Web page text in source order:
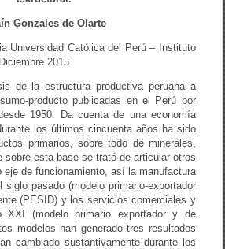
Gonzales de Olarte
Universidad Católica del Perú – Instituto
2015
de la estructura productiva peruana a
producto publicadas en el Perú por
1950. Da cuenta de una economía
los últimos cincuenta años ha sido
primarios, sobre todo de minerales,
sobre esta base se trató de articular otros
eje de funcionamiento, así la manufactura
pasado (modelo primario-exportador
(PESID) y los servicios comerciales y
XXI (modelo primario exportador y de
modelos han generado tres resultados
cambiado sustantivamente durante los